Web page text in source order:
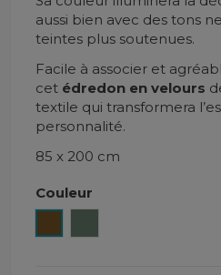
aussi bien avec des tons
teintes plus soutenues.
Facile à associer et
cet édredon en velours
textile qui transformera
personnalité.
85 x 200 cm
Couleur